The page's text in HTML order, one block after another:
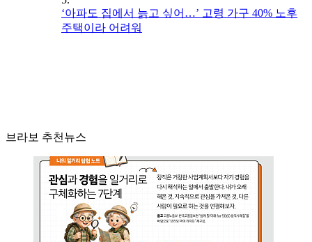
‘아파도 집에서 늙고 싶어…’ 고령 가구 40% 노후
주택이라 어려워
브라보 추천뉴스